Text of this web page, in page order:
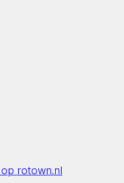
rotown.nl